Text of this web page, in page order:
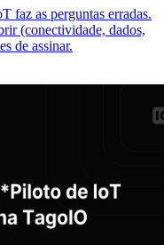
faz as perguntas erradas.
(conectividade, dados,
de assinar.